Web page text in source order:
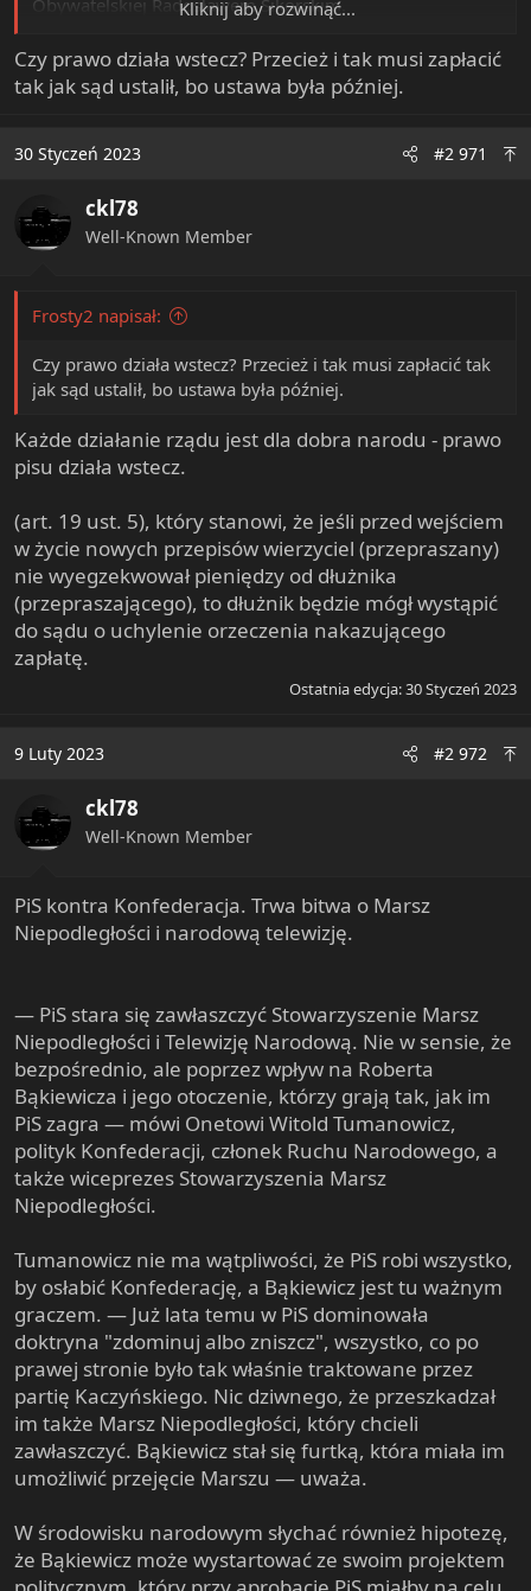
Obywatelskiej Radosławem Sikorskim.
Nowo dodany par. 4 w art. 1050 k.p.c. przewiduje, że
jeżeli w sprawie o naruszenie dóbr osobistych dłużnik
przeprosin) nie składa oświadczenia odpowiedniej treści i
do jego złożenia i zagrożenia mu grzywną, sąd wymierzy
dłużnikowi grzywnę do 15 tysięcy złotych i nakaże
zamieszczenie w Monitorze Sądowym i Gospodarczym
wymaganego oświadczenia i we właściwej dla niego
formie. Zamieszczenie w MSiG takiego ogłoszenia
skutkować będzie wygaśnięciem roszczenia
stwierdzonego tytułem wykonawczym.
W trakcie prac sejmowych nad nowelizacją dodano w niej
przepis przejściowy (art. 19 ust. 5), który stanowi, że jeśli
przed wejściem w życie nowych przepisów wierzyciel
(przepraszającego), to dłużnik będzie mógł wystąpić do
sądu o uchylenie orzeczenia nakazującego zapłatę.
Ustawa dla Kaczyńskiego? Zaoszczędziłby 700 tys. zł na przeprosinach
nakazanych przez sądy w sprawach o
Dobrze jest tak się zachowywać, żeby nie być pozwanym.
Kliknij aby rozwinąć...
Czy prawo działa wstecz? Przecież i tak musi zapłacić
tak jak sąd ustalił, bo ustawa była później.
30 Styczeń 2023 #2 971
ckl78
Well-Known Member
Frosty2 napisał:
Czy prawo działa wstecz? Przecież i tak musi zapłacić tak
jak sąd ustalił, bo ustawa była później.
Każde działanie rządu jest dla dobra narodu - prawo
pisu działa wstecz.
(art. 19 ust. 5), który stanowi, że jeśli przed wejściem
w życie nowych przepisów wierzyciel (przepraszany)
nie wyegzekwował pieniędzy od dłużnika
(przepraszającego), to dłużnik będzie mógł wystąpić
do sądu o uchylenie orzeczenia nakazującego
zapłatę.
Ostatnia edycja:30 Styczeń 2023
9 Luty 2023 #2 972
ckl78
Well-Known Member
PiS kontra Konfederacja. Trwa bitwa o Marsz
Niepodległości i narodową telewizję.
— PiS stara się zawłaszczyć Stowarzyszenie Marsz
Niepodległości i Telewizję Narodową. Nie w sensie, że
bezpośrednio, ale poprzez wpływ na Roberta
Bąkiewicza i jego otoczenie, którzy grają tak, jak im
PiS zagra — mówi Onetowi Witold Tumanowicz,
polityk Konfederacji, członek Ruchu Narodowego, a
także wiceprezes Stowarzyszenia Marsz
Niepodległości.
Tumanowicz nie ma wątpliwości, że PiS robi wszystko,
by osłabić Konfederację, a Bąkiewicz jest tu ważnym
graczem. — Już lata temu w PiS dominowała
doktryna "zdominuj albo zniszcz", wszystko, co po
prawej stronie było tak właśnie traktowane przez
partię Kaczyńskiego. Nic dziwnego, że przeszkadzał
im także Marsz Niepodległości, który chcieli
zawłaszczyć. Bąkiewicz stał się furtką, która miała im
umożliwić przejęcie Marszu — uważa.
W środowisku narodowym słychać również hipotezę,
że Bąkiewicz może wystartować ze swoim projektem